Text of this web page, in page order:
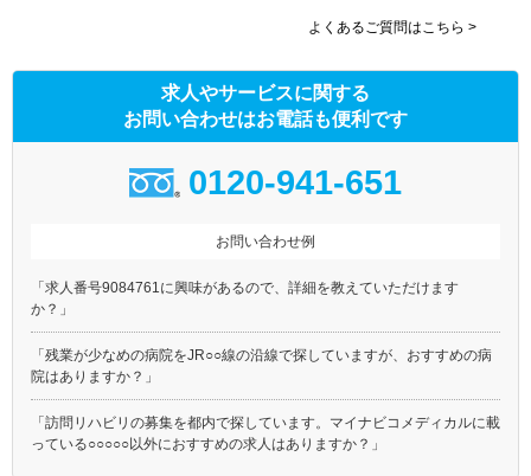
よくあるご質問はこちら >
求人やサービスに関する
お問い合わせはお電話も便利です
0120-941-651
お問い合わせ例
「求人番号9084761に興味があるので、詳細を教えていただけます
か？」
「残業が少なめの病院をJR○○線の沿線で探していますが、おすすめの病
院はありますか？」
「訪問リハビリの募集を都内で探しています。マイナビコメディカルに載
っている○○○○○以外におすすめの求人はありますか？」